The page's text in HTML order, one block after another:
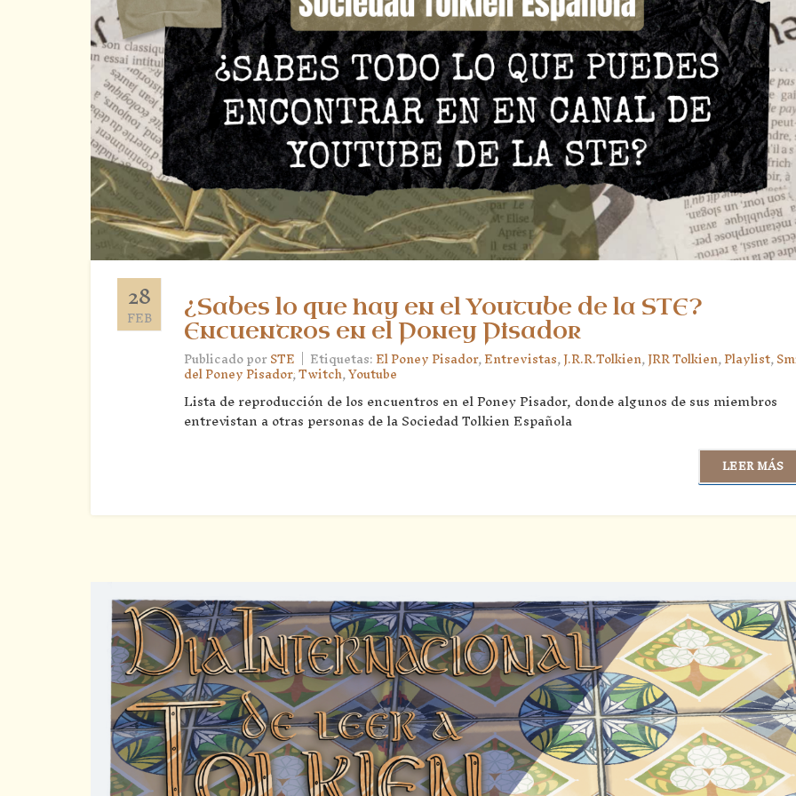
28
FEB
¿Sabes lo que hay en el Youtube de la STE?
Encuentros en el Poney Pisador
Publicado porSTE | Etiquetas:El Poney Pisador,Entrevistas,J.R.R.Tolkien,JRR Tolkien,Playlist,
del Poney Pisador,Twitch,Youtube
Lista de reproducción de los encuentros en el Poney Pisador, donde algunos de sus miembros
entrevistan a otras personas de la Sociedad Tolkien Española
LEER MÁS